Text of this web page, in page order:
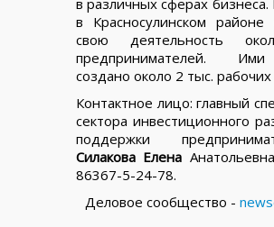
в Красносулинском районе
свою деятельность
предпринимателей.
создано около 2 тыс. рабочих
Контактное лицо: главный
сектора инвестиционного
поддержки
Силакова Елена
86367-5-24-78.
Деловое сообщество -